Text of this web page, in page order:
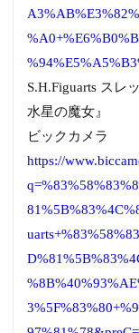
S.H.Figuarts スレ
水星の魔女』
ビックカメラ
https://